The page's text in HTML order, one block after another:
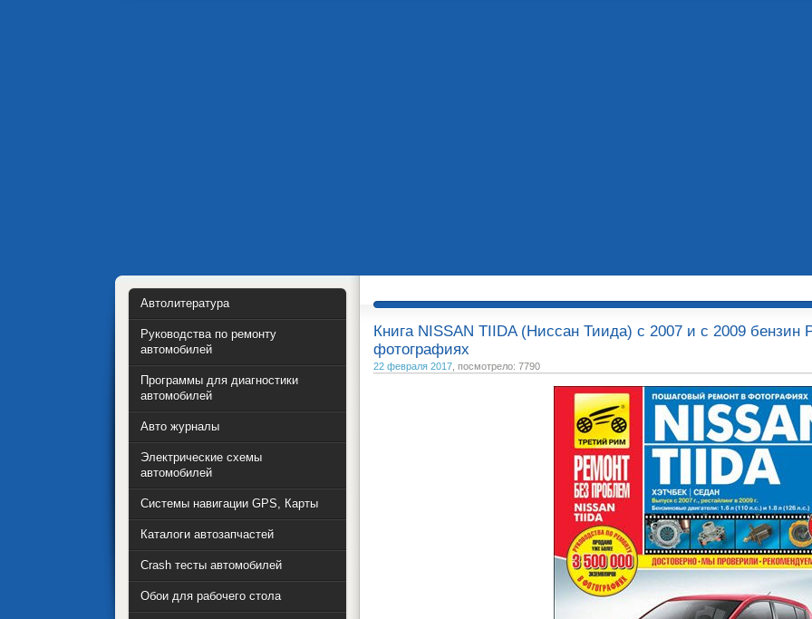
Книга NISSAN TIIDA (Ниссан Тиида) с 2007 и с 2009 бензин
фотографиях
22 февраля 2017, посмотрело: 7790
Автолитература
Руководства по ремонту
автомобилей
Программы для диагностики
автомобилей
Авто журналы
Электрические схемы
автомобилей
Системы навигации GPS, Карты
Каталоги автозапчастей
Crash тесты автомобилей
Обои для рабочего стола